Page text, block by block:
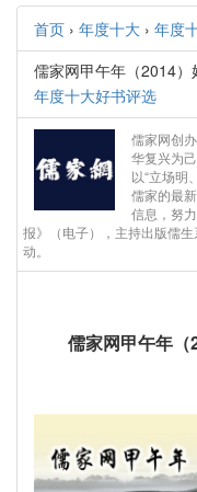
首页 › 年度十大 › 年度
儒家网甲午年（2014
年度十大好书评选
儒家网创
华复兴为
以“立场明
儒家的最
信息，努
报》（电子），主持出版儒
动。
儒家网甲午年